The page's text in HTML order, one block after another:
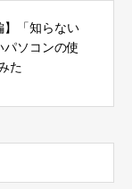
】「知らない
パソコンの使
た